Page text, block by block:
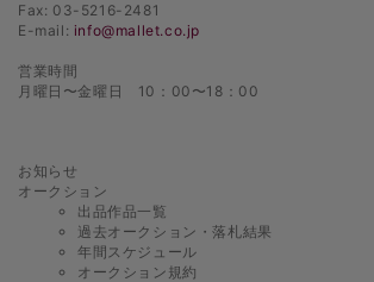
Fax: 03-5216-2481
E-mail: info@mallet.co.jp
営業時間
月曜日〜金曜日 10：00〜18：00
お知らせ
オークション
出品作品一覧
過去オークション・落札結果
年間スケジュール
オークション規約